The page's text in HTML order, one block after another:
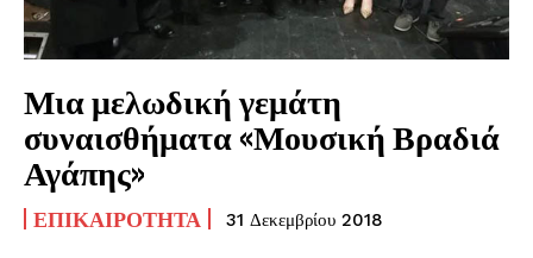
Μια μελωδική γεμάτη
συναισθήματα «Μουσική Βραδιά
Αγάπης»
ΕΠΙΚΑΙΡΌΤΗΤΑ 31 Δεκεμβρίου 2018